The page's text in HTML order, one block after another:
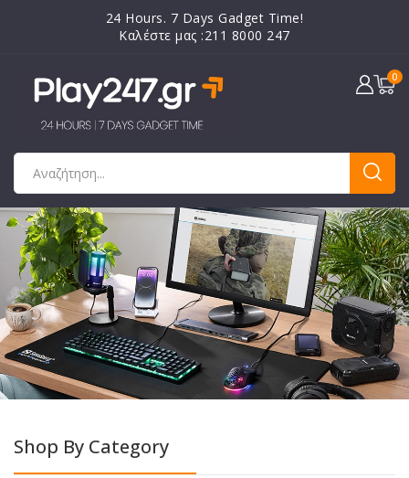
24 Hours. 7 Days Gadget Time!
Καλέστε μας :211 8000 247
0
Shop By Category